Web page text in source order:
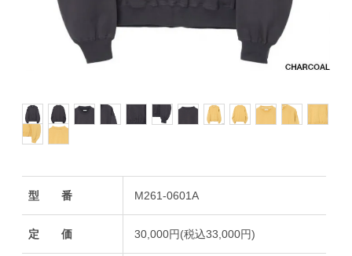
型 番 M261-0601A
定 価 30,000円(税込33,000円)